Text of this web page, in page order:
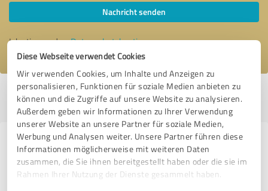
Diese Webseite verwendet Cookies
Wir verwenden Cookies, um Inhalte und Anzeigen zu
personalisieren, Funktionen für soziale Medien anbieten zu
können und die Zugriffe auf unsere Website zu analysieren.
Außerdem geben wir Informationen zu Ihrer Verwendung
unserer Website an unsere Partner für soziale Medien,
Werbung und Analysen weiter. Unsere Partner führen diese
Informationen möglicherweise mit weiteren Daten
zusammen, die Sie ihnen bereitgestellt haben oder die sie im
Rahmen Ihrer Nutzung der Dienste gesammelt haben.
Nachricht senden
Ich stimme denDatenschutzbestimmungenzu.
Profil aktiv seit 21.11.2023 | Letzte Aktualisierung: 28.05.2025
melden
Erfahrungen zu weiteren
Anbietern aus dem Bereich Online
Marketing